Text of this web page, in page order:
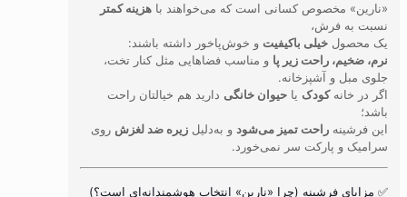
«نارین» مخصوص کسانی است که می‌خواهند با هزینه کمتر
نسبت به فرش،
یک محصول خیلی باکیفیت و خوش‌پاخور داشته باشند:
نرم، ضخیم، راحت زیر پا و مناسب فضاهایی مثل کنار تخت،
جلوی مبل و آشپزخانه.
اگر در خانهکودک یا حیوان خانگی دارید هم خیالتان راحت
باشد؛
این فرشینه راحت تمیز می‌شود و به‌دلیل زیره ضد لغزش روی
سرامیک و پارکت سر نمی‌خورد.
✅ مزایای فرشینه (چرا «نارین» انتخاب هوشمندانه‌ای است؟)